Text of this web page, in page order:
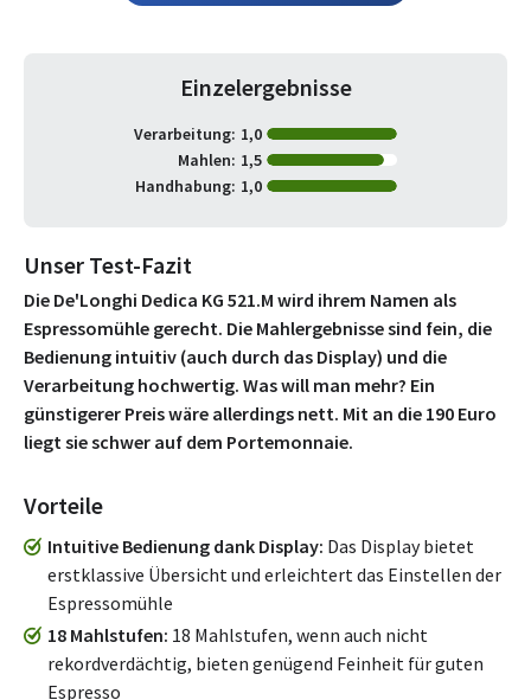
Einzelergebnisse
Verarbeitung: 1,0
Mahlen: 1,5
Handhabung: 1,0
Unser Test-Fazit
Die De'Longhi Dedica KG 521.M wird ihrem Namen als
Espressomühle gerecht. Die Mahlergebnisse sind fein, die
Bedienung intuitiv (auch durch das Display) und die
Verarbeitung hochwertig. Was will man mehr? Ein
günstigerer Preis wäre allerdings nett. Mit an die 190 Euro
liegt sie schwer auf dem Portemonnaie.
Vorteile
Intuitive Bedienung dank Display Das Display bietet
erstklassive Übersicht und erleichtert das Einstellen der
Espressomühle
18 Mahlstufen 18 Mahlstufen, wenn auch nicht
rekordverdächtig, bieten genügend Feinheit für guten
Espresso